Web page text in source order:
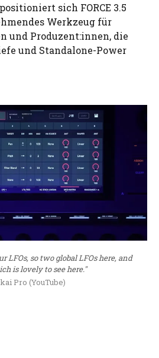
sich FORCE 3.5
Werkzeug für
und Produzent:innen, die
und Standalone-Power
LFOs, so two global LFOs here, and
is lovely to see here."
Pro (YouTube)